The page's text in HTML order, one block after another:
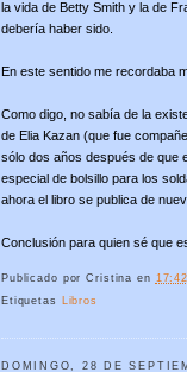
la vida de Betty Smith y la de
debería haber sido.
En este sentido me recordaba
Como digo, no sabía de la
de Elia Kazan (que fue
sólo dos años después de que
especial de bolsillo para los
ahora el libro se publica de
Conclusión para quien sé que
Publicado porCristina en 17:42
Etiquetas Libros
DOMINGO, 28 DE